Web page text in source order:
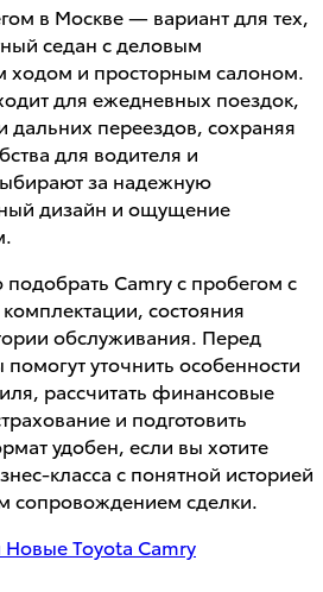
в Москве — вариант для тех,
седан с деловым
ходом и просторным салоном.
для ежедневных поездок,
переездов, сохраняя
для водителя и
за надежную
дизайн и ощущение
Camry с пробегом с
состояния
обслуживания. Перед
уточнить особенности
рассчитать финансовые
и подготовить
удобен, если вы хотите
класса с понятной историей
сопровождением сделки.
Новые Toyota Camry